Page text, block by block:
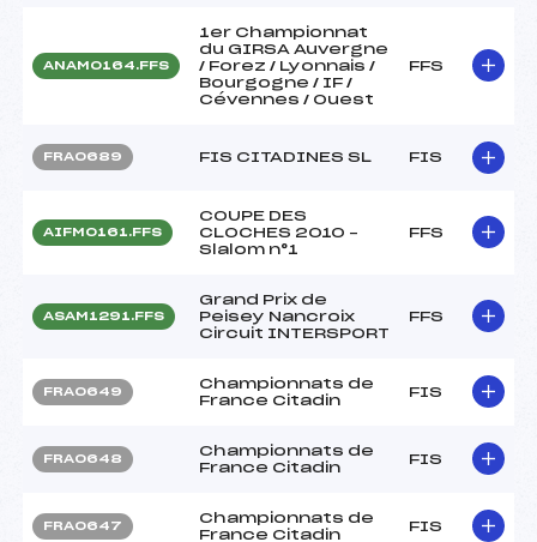
ANAM0164.FFS
1er Championnat
du GIRSA Auvergne
/ Forez / Lyonnais /
Bourgogne / IF /
Cévennes / Ouest
FFS
FRA0689 FIS CITADINES SL FIS
AIFM0161.FFS
COUPE DES
CLOCHES 2010 –
Slalom n°1
FFS
ASAM1291.FFS
Grand Prix de
Peisey Nancroix
Circuit INTERSPORT
FFS
FRA0649
Championnats de
France Citadin
FIS
FRA0648
Championnats de
France Citadin
FIS
FRA0647
Championnats de
France Citadin
FIS